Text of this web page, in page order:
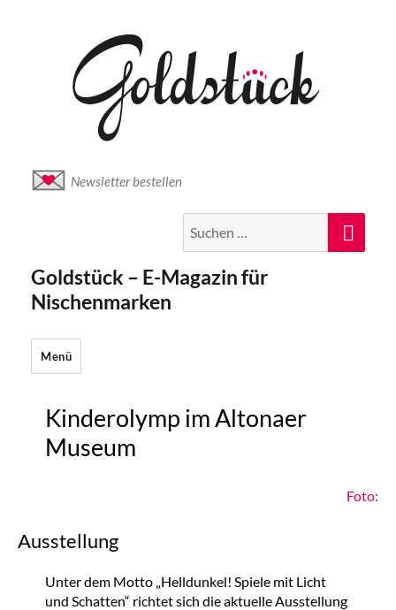
Newsletter bestellen
nach:
Goldstück – E-Magazin für
Nischenmarken
Menü
Kinderolymp im Altonaer
Museum
Foto:
Ausstellung
Unter dem Motto „Helldunkel! Spiele mit Licht
und Schatten“ richtet sich die aktuelle Ausstellung